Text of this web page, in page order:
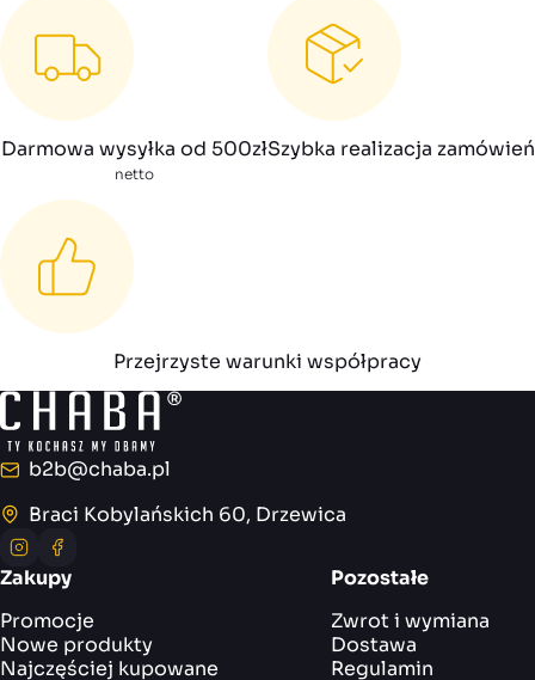
Darmowa wysyłka od 500zł
netto
Szybka realizacja zamówień
Przejrzyste warunki współpracy
E-mailb2b@chaba.pl
AdresBraci Kobylańskich 60, Drzewica
Instagram
Facebook
Zakupy
Promocje
Nowe produkty
Najczęściej kupowane
Pozostałe
Zwrot i wymiana
Dostawa
Regulamin